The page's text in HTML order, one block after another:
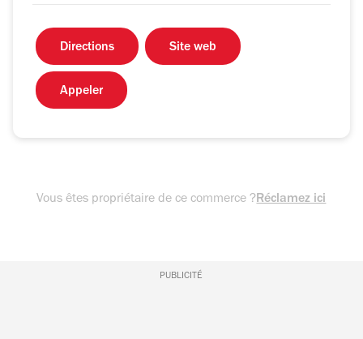
Directions Site web
Appeler
Vous êtes propriétaire de ce commerce ?Réclamez ici
PUBLICITÉ